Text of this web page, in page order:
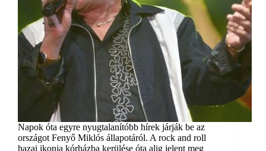
Napok óta egyre nyugtalanítóbb hírek járják be az
országot Fenyő Miklós állapotáról. A rock and roll
hazai ikonja kórházba kerülése óta alig jelent meg